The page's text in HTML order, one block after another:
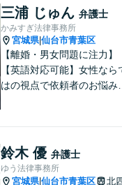
三浦 じゅん 弁護士
かみすぎ法律事務所
宮城県|仙台市青葉区
【離婚・男女問題に注力】
【英語対応可能】女性なら
はの視点で依頼者のお悩みに
男女問題やセクハラ事件な
のお困り事がございました
ら、お気軽にご相談くださ
い。
鈴木 優 弁護士
ゆう法律事務所
宮城県|仙台市青葉区 北